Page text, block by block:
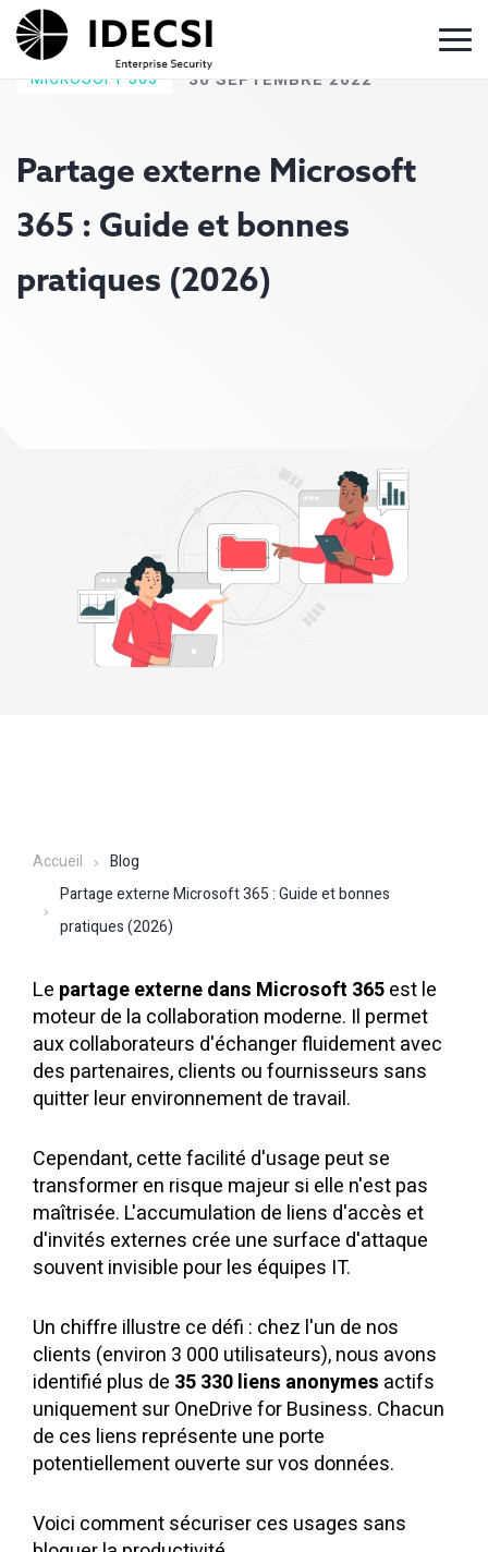
MICROSOFT 365 30 SEPTEMBRE 2022
Partage externe Microsoft
365 : Guide et bonnes
pratiques (2026)
Accueil
Blog
Partage externe Microsoft 365 : Guide et bonnes
pratiques (2026)
Le partage externe dans Microsoft 365est le
moteur de la collaboration moderne. Il permet
aux collaborateurs d'échanger fluidement avec
des partenaires, clients ou fournisseurs sans
quitter leur environnement de travail.
Cependant, cette facilité d'usage peut se
transformer en risque majeur si elle n'est pas
maîtrisée. L'accumulation de liens d'accès et
d'invités externes crée une surface d'attaque
souvent invisible pour les équipes IT.
Un chiffre illustre ce défi : chez l'un de nos
clients (environ 3 000 utilisateurs), nous avons
identifié plus de 35 330 liens anonymes actifs
uniquement sur OneDrive for Business. Chacun
de ces liens représente une porte
potentiellement ouverte sur vos données.
Voici comment sécuriser ces usages sans